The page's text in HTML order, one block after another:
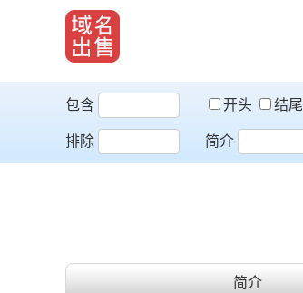
包含 开头
结尾
排除
简介
简介